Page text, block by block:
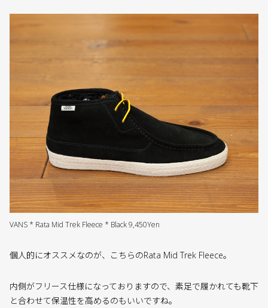
VANS * Rata Mid Trek Fleece * Black 9,450Yen
個人的にオススメなのが、こちらのRata Mid Trek Fleece。
内側がフリース仕様になっておりますので、素足で履かれても靴下
と合わせて保温性を高めるのもいいですね。